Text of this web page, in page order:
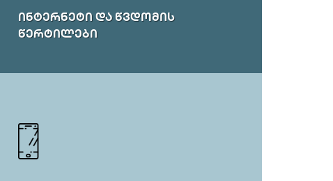
ᲘᲜᲢᲔᲠᲜᲔᲢᲘ ᲓᲐ ᲬᲕᲓᲝᲛᲘᲡ
ᲬᲔᲠᲢᲘᲚᲔᲑᲘ